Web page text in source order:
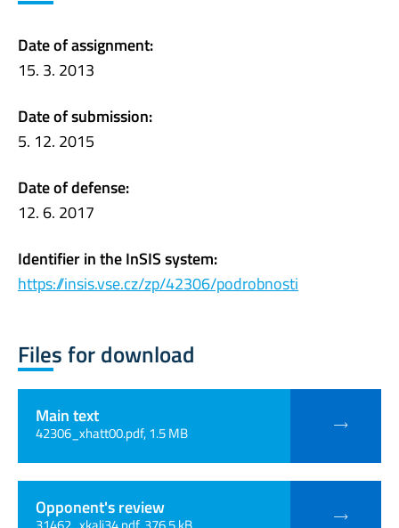
Date of assignment:
15. 3. 2013
Date of submission:
5. 12. 2015
Date of defense:
12. 6. 2017
Identifier in the InSIS system:
https://insis.vse.cz/zp/42306/podrobnosti
Files for download
Main text
42306_xhatt00.pdf, 1.5 MB
Opponent's review